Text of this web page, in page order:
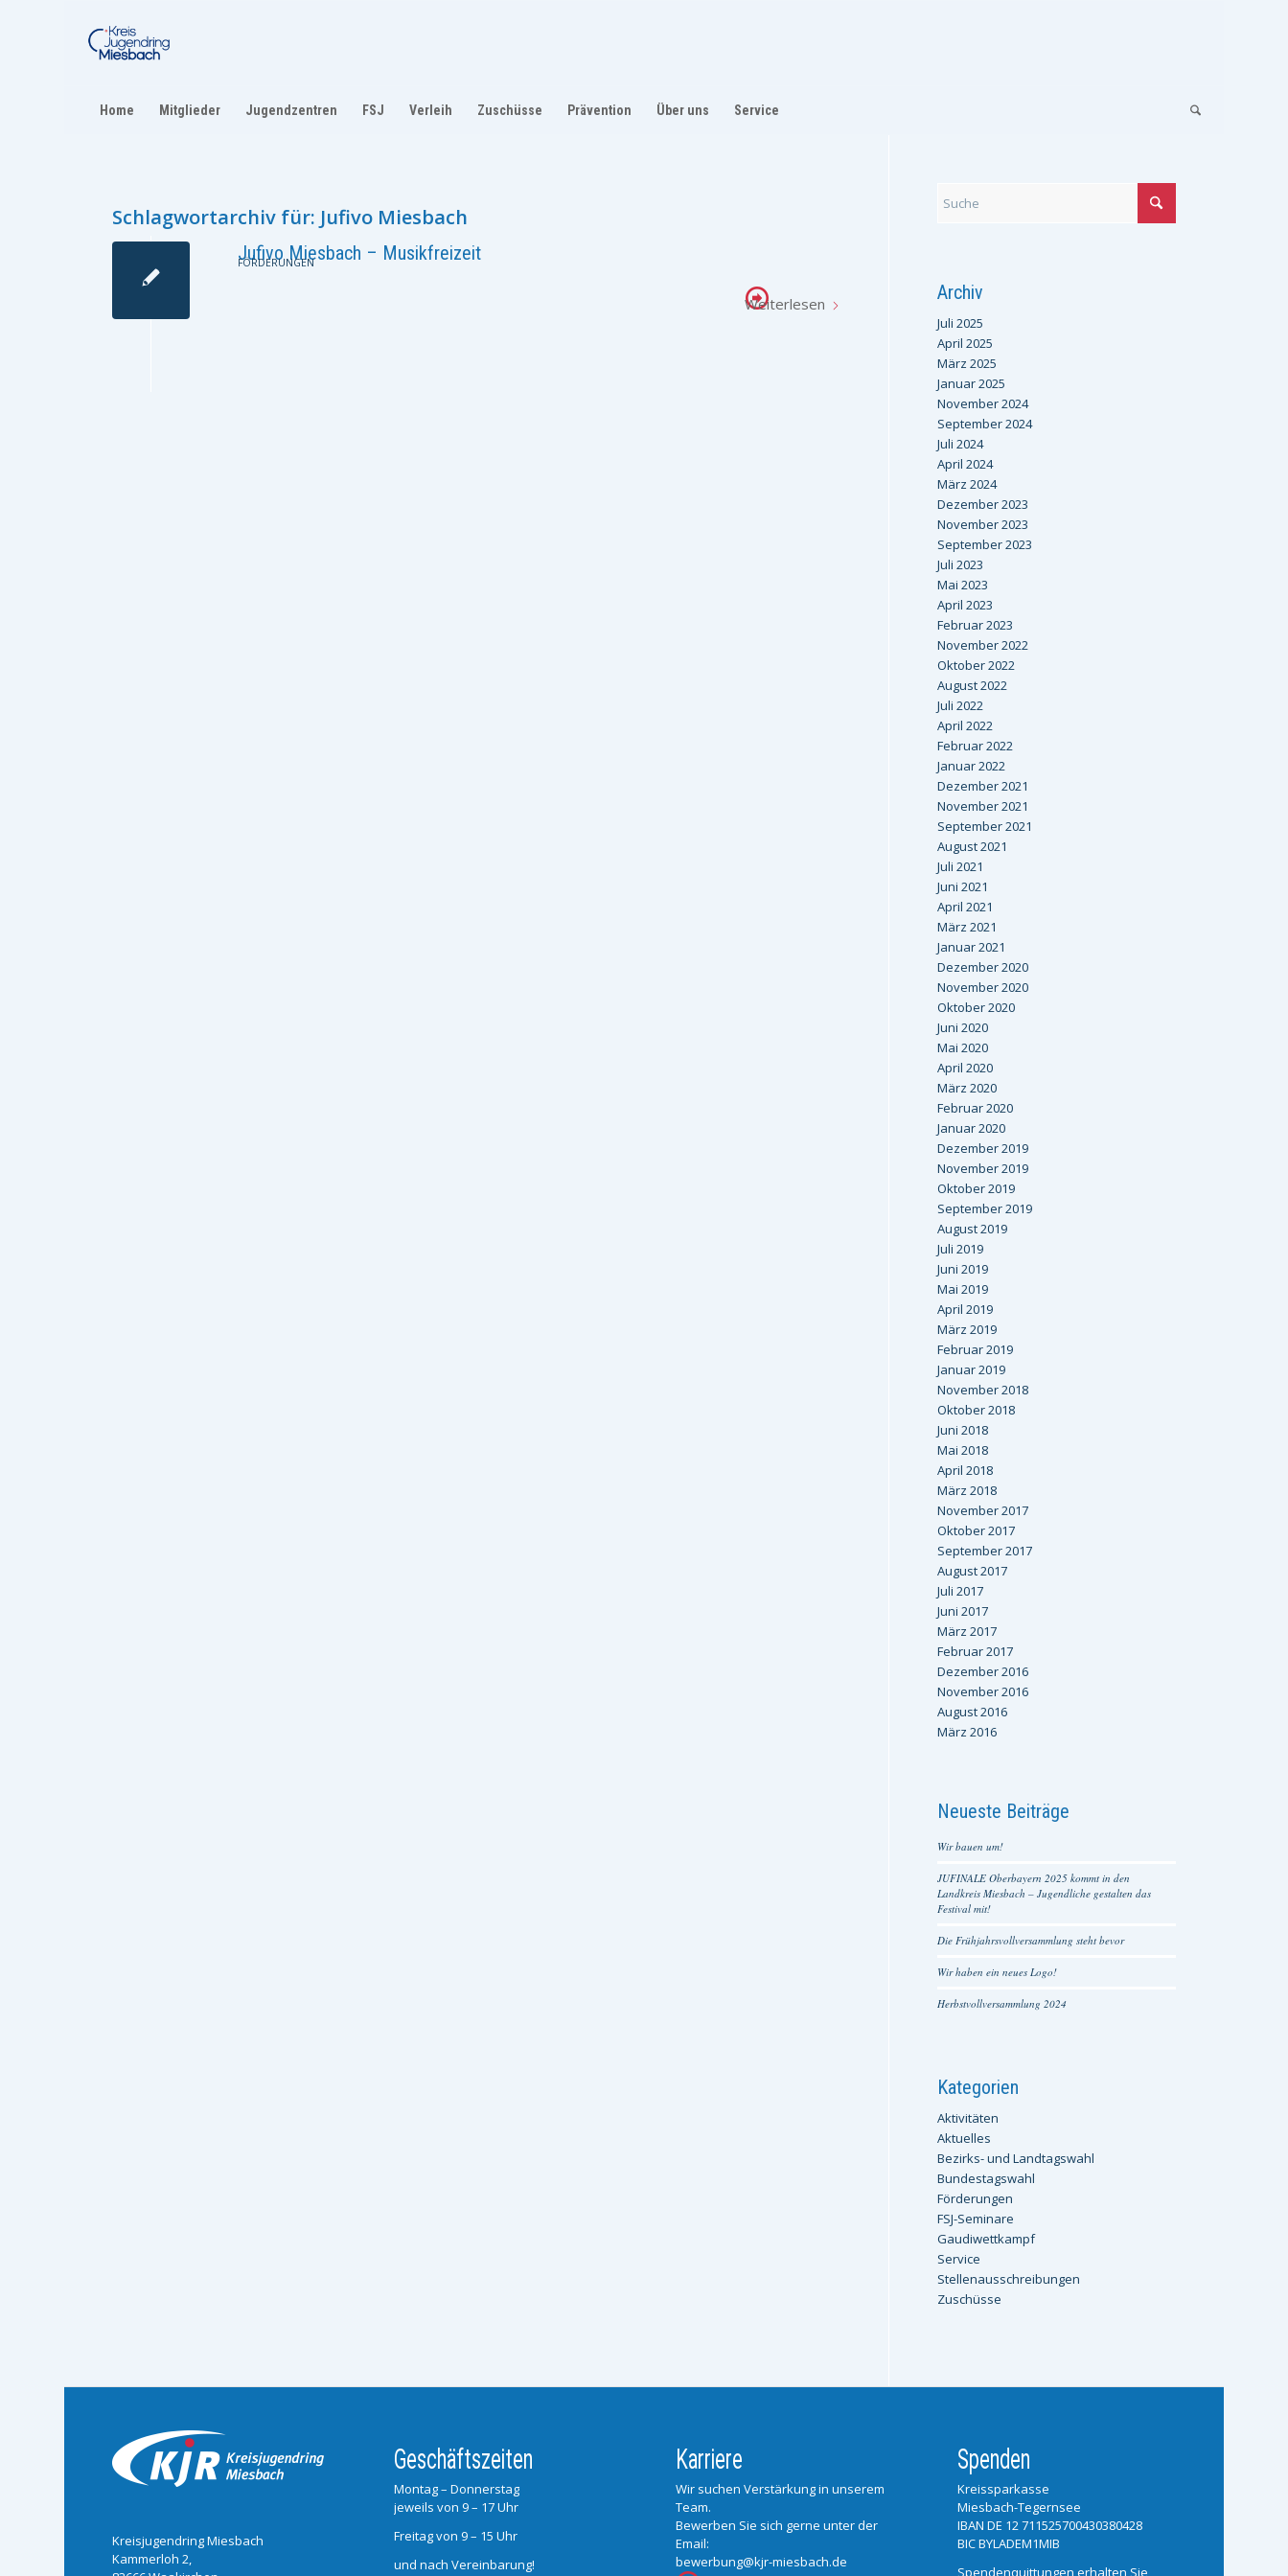
Home Mitglieder Jugendzentren FSJ Verleih Zuschüsse Prävention Über uns Service
Schlagwortarchiv für: Jufivo Miesbach
Jufivo Miesbach – Musikfreizeit
FÖRDERUNGEN
Weiterlesen Archiv
Juli 2025
April 2025
März 2025
Januar 2025
November 2024
September 2024
Juli 2024
April 2024
März 2024
Dezember 2023
November 2023
September 2023
Juli 2023
Mai 2023
April 2023
Februar 2023
November 2022
Oktober 2022
August 2022
Juli 2022
April 2022
Februar 2022
Januar 2022
Dezember 2021
November 2021
September 2021
August 2021
Juli 2021
Juni 2021
April 2021
März 2021
Januar 2021
Dezember 2020
November 2020
Oktober 2020
Juni 2020
Mai 2020
April 2020
März 2020
Februar 2020
Januar 2020
Dezember 2019
November 2019
Oktober 2019
September 2019
August 2019
Juli 2019
Juni 2019
Mai 2019
April 2019
März 2019
Februar 2019
Januar 2019
November 2018
Oktober 2018
Juni 2018
Mai 2018
April 2018
März 2018
November 2017
Oktober 2017
September 2017
August 2017
Juli 2017
Juni 2017
März 2017
Februar 2017
Dezember 2016
November 2016
August 2016
März 2016
Neueste Beiträge
Wir bauen um!
JUFINALE Oberbayern 2025 kommt in den
Landkreis Miesbach – Jugendliche gestalten das
Festival mit!
Die Frühjahrsvollversammlung steht bevor
Wir haben ein neues Logo!
Herbstvollversammlung 2024
Kategorien
Aktivitäten
Aktuelles
Bezirks- und Landtagswahl
Bundestagswahl
Förderungen
FSJ-Seminare
Gaudiwettkampf
Service
Stellenausschreibungen
Zuschüsse
Kreisjugendring Miesbach
Kammerloh 2,
Geschäftszeiten
Montag – Donnerstag
jeweils von 9 – 17 Uhr
Freitag von 9 – 15 Uhr
und nach Vereinbarung!
Karriere
Wir suchen Verstärkung in unserem
Team.
Bewerben Sie sich gerne unter der
Email:
bewerbung@kjr-miesbach.de
Spenden
Kreissparkasse
Miesbach-Tegernsee
IBAN DE 12 711525700430380428
BIC BYLADEM1MIB
Spendenquittungen erhalten Sie